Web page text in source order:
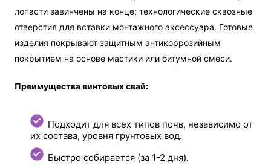
лопасти завинчены на конце; технологические сквозные
отверстия для вставки монтажного аксессуара. Готовые
изделия покрывают защитным антикоррозийным
покрытием на основе мастики или битумной смеси.
Преимущества винтовых свай:
Подходит для всех типов почв, независимо от
их состава, уровня грунтовых вод.
Быстро собирается (за 1-2 дня).